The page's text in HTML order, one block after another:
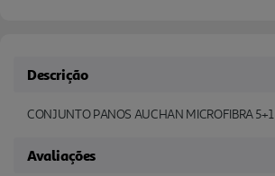
Descrição
CONJUNTO PANOS AUCHAN MICROFIBRA 5+1
Avaliações